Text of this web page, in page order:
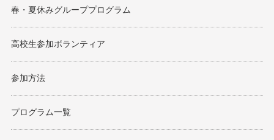
春・夏休みグループプログラム
高校生参加ボランティア
参加方法
プログラム一覧